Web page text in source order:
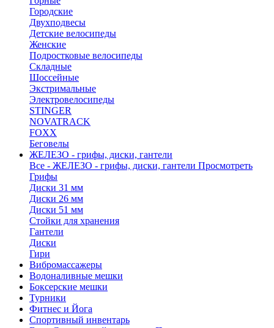
Городские
Двухподвесы
Детские велосипеды
Женские
Подростковые велосипеды
Складные
Шоссейные
Экстримальные
Электровелосипеды
STINGER
NOVATRACK
FOXX
Беговелы
ЖЕЛЕЗО - грифы, диски, гантели
Все - ЖЕЛЕЗО - грифы, диски, гантели Просмотреть
Грифы
Диски 31 мм
Диски 26 мм
Диски 51 мм
Стойки для хранения
Гантели
Диски
Гири
Вибромассажеры
Водоналивные мешки
Боксерские мешки
Турники
Фитнес и Йога
Спортивный инвентарь